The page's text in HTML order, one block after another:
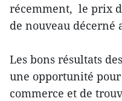
récemment, le prix
de nouveau décerné
Les bons résultats
une opportunité
commerce et de